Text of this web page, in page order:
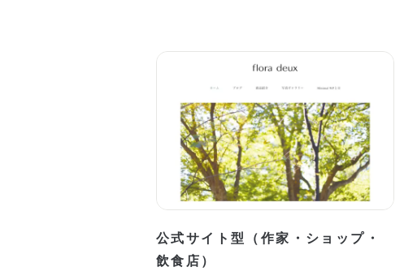
公式サイト型（作家・ショップ・
飲食店）